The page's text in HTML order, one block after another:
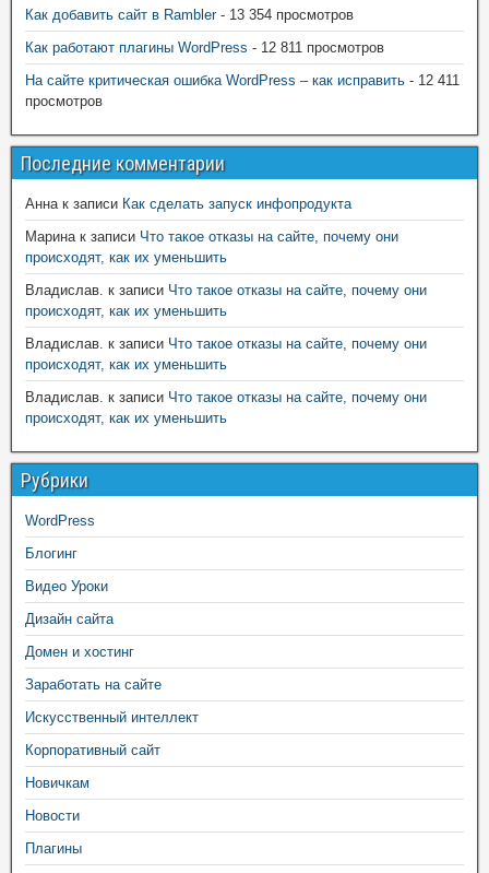
Как добавить сайт в Rambler- 13 354 просмотров
Как работают плагины WordPress - 12 811 просмотров
На сайте критическая ошибка WordPress – как исправить - 12 411
просмотров
Последние комментарии
Аннак записи Как сделать запуск инфопродукта
Маринак записи Что такое отказы на сайте, почему они
происходят, как их уменьшить
Владислав. к записи Что такое отказы на сайте, почему они
происходят, как их уменьшить
Владислав. к записи Что такое отказы на сайте, почему они
происходят, как их уменьшить
Владислав. к записи Что такое отказы на сайте, почему они
происходят, как их уменьшить
Рубрики
WordPress
Блогинг
Видео Уроки
Дизайн сайта
Домен и хостинг
Заработать на сайте
Искусственный интеллект
Корпоративный сайт
Новичкам
Новости
Плагины